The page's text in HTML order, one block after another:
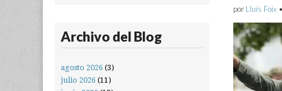
por Lluís Foix •
Archivo del Blog
agosto 2026 (3)
julio 2026 (11)